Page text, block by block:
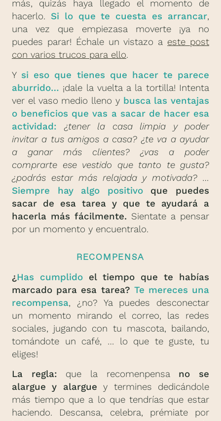
más, quizás haya llegado el momento de
hacerlo. Si lo que te cuesta es arrancar,
una vez que empiezasa moverte ¡ya no
puedes parar! Échale un vistazo a este post
con varios trucos para ello.
Y si eso que tienes que hacer te parece
aburrido… ¡dale la vuelta a la tortilla! Intenta
ver el vaso medio lleno y busca las ventajas
o beneficios que vas a sacar de hacer esa
actividad:
¿tener la casa limpia y poder
invitar a tus amigos a casa? ¿te va a ayudar
a ganar más clientes? ¿vas a poder
comprarte ese vestido que tanto te gusta?
¿podrás estar más relajada y motivada? …
Siempre hay algo positivoque puedes
sacar de esa tarea y que te ayudará a
hacerla más fácilmente. Sientate a pensar
por un momento y encuentralo.
RECOMPENSA
¿Has cumplido el tiempo que te habías
marcado para esa tarea? Te mereces una
recompensa, ¿no? Ya puedes desconectar
un momento mirando el correo, las redes
sociales, jugando con tu mascota, bailando,
tomándote un café, … lo que te guste, tu
eliges!
La regla: que la recomenpensa no se
alargue y alargue y termines dedicándole
más tiempo que a lo que tendrías que estar
haciendo. Descansa, celebra, prémiate por